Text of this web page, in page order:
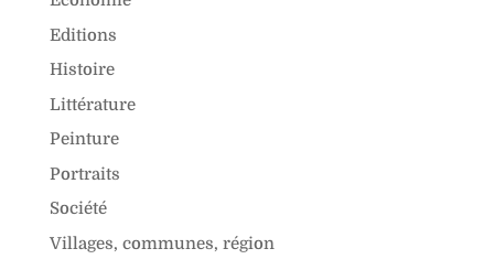
Editions
Histoire
Littérature
Peinture
Portraits
Société
Villages, communes, région